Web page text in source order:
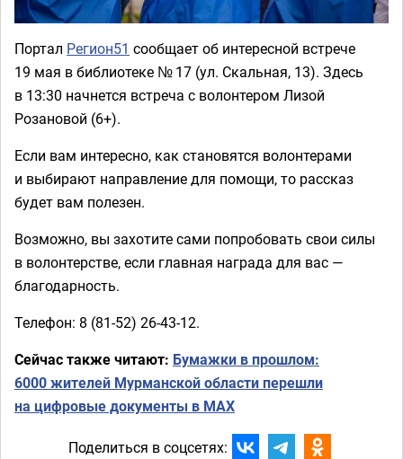
Портал Регион51 сообщает об интересной встрече
19 мая в библиотеке № 17 (ул. Скальная, 13). Здесь
в 13:30 начнется встреча с волонтером Лизой
Розановой (6+).
Если вам интересно, как становятся волонтерами
и выбирают направление для помощи, то рассказ
будет вам полезен.
Возможно, вы захотите сами попробовать свои силы
в волонтерстве, если главная награда для вас —
благодарность.
Телефон: 8 (81-52) 26-43-12.
Сейчас также читают: Бумажки в прошлом:
6000 жителей Мурманской области перешли
на цифровые документы в MAX
Поделиться в соцсетях: